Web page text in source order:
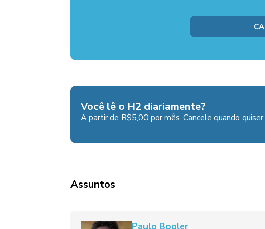
Você lê o H2 diariamente?
A partir de R$5,00 por mês. Cancele quando quiser.
Assuntos